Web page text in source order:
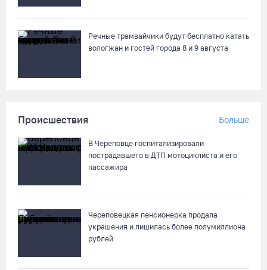
Речные трамвайчики будут бесплатно катать
вологжан и гостей города 8 и 9 августа
Происшествия Больше
В Череповце госпитализировали
пострадавшего в ДТП мотоциклиста и его
пассажира
Череповецкая пенсионерка продала
украшения и лишилась более полумиллиона
рублей